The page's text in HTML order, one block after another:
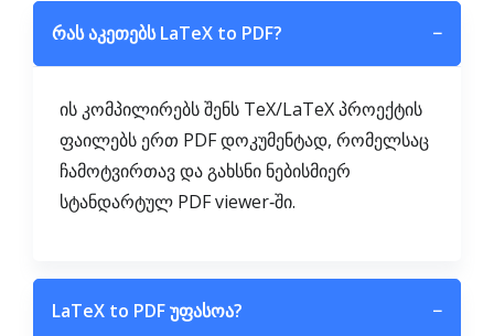
რას აკეთებს LaTeX to PDF? −
ის კომპილირებს შენს TeX/LaTeX პროექტის
ფაილებს ერთ PDF დოკუმენტად, რომელსაც
ჩამოტვირთავ და გახსნი ნებისმიერ
სტანდარტულ PDF viewer‑ში.
LaTeX to PDF უფასოა? −